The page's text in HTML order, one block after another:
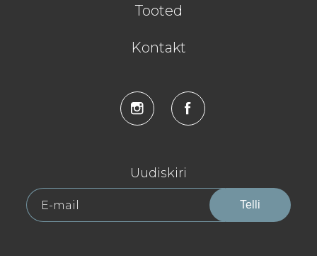
Tooted
Kontakt
Uudiskiri